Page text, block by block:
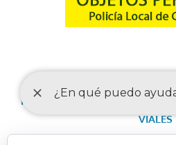
FORMULARIO DE SOLICITUD
VIALES